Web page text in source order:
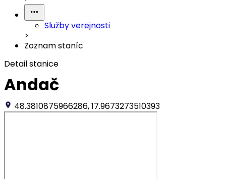
Služby verejnosti
>
Zoznam staníc
Detail stanice
Andač
48.3810875966286, 17.9673273510393